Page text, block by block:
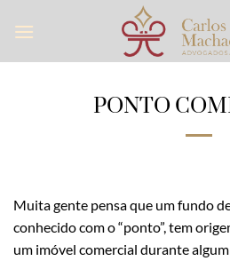
PONTO
Muita gente pensa que um fundo
conhecido com o “ponto”, tem
um imóvel comercial durante